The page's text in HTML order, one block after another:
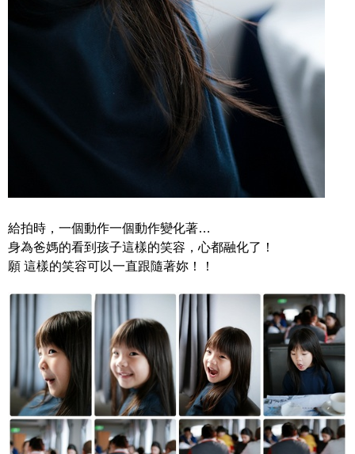
給拍時，一個動作一個動作變化著…
身為爸媽的看到孩子這樣的笑容，心都融化了！
願 這樣的笑容可以一直跟隨著妳！！